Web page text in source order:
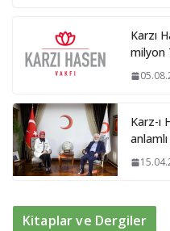
Karzı
milyon
Karz-ı
Kitaplar ve Dergiler